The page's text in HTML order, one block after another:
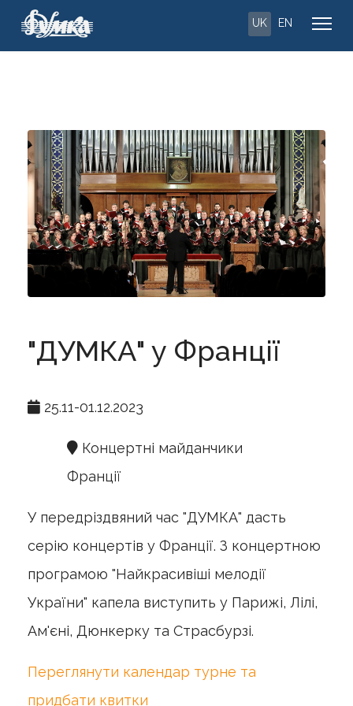
UK EN
"ДУМКА" у Франції
25.11-01.12.2023
Концертні майданчики
Франції
У передріздвяний час "ДУМКА" дасть
серію концертів у Франції. З концертною
програмою "Найкрасивіші мелодії
України" капела виступить у Парижі, Лілі,
Ам'єні, Дюнкерку та Страсбурзі.
Переглянути календар турне та
придбати квитки